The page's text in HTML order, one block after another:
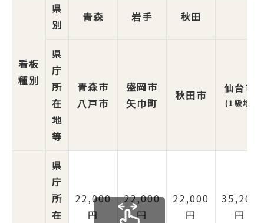
看板
種別
県
別
青森 岩手 秋田
県
庁
所
在
地
等
青森市
八戸市
盛岡市
矢巾町
秋田市 仙台市
(1級地)
県
庁
所
在
22,000
円
22,000
円
22,000
円
35,200
円